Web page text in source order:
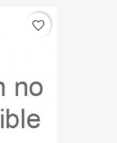
favorite_border